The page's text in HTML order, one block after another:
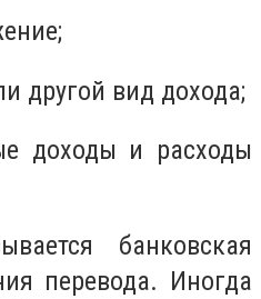
другой вид дохода;
доходы и расходы
банковская
перевода. Иногда